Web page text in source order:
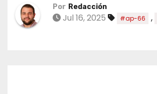
Por Redacción
Jul 16, 2025 #ap-66 ,